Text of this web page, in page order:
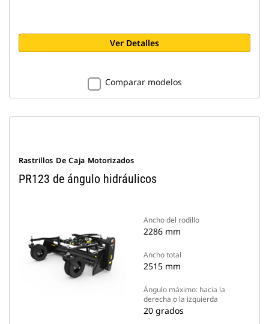
Ver Detalles
Comparar modelos
Rastrillos De Caja Motorizados
PR123 de ángulo hidráulicos
Ancho del rodillo
2286 mm
Ancho total
2515 mm
Ángulo máximo: hacia la
derecha o la izquierda
20 grados